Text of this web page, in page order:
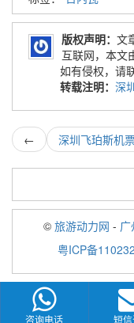
版权声明： 文
互联网，本文
如有侵权，请
转载注明： 深
← 深圳飞珀斯机
© 旅游动力网 -
粤ICP备
咨询电话 短